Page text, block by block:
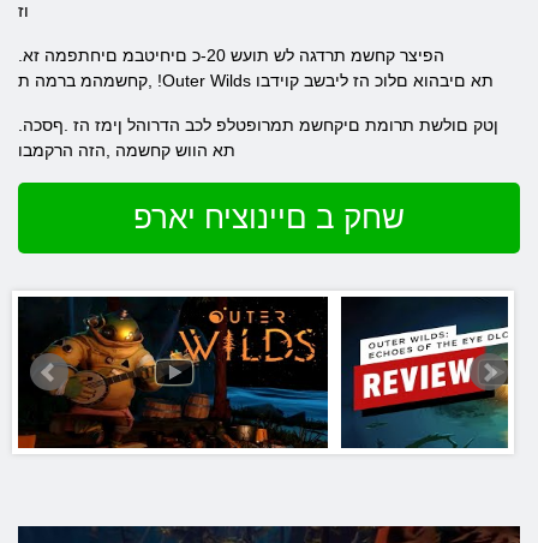
וז
,קחשמהמ ברמה ת !Outer Wilds תא םיבהוא םלוכ הז ליבשב קוידבו
תא הווש קחשמה ,הזה הרקמבו
שחק ב םיינוציח יארפ